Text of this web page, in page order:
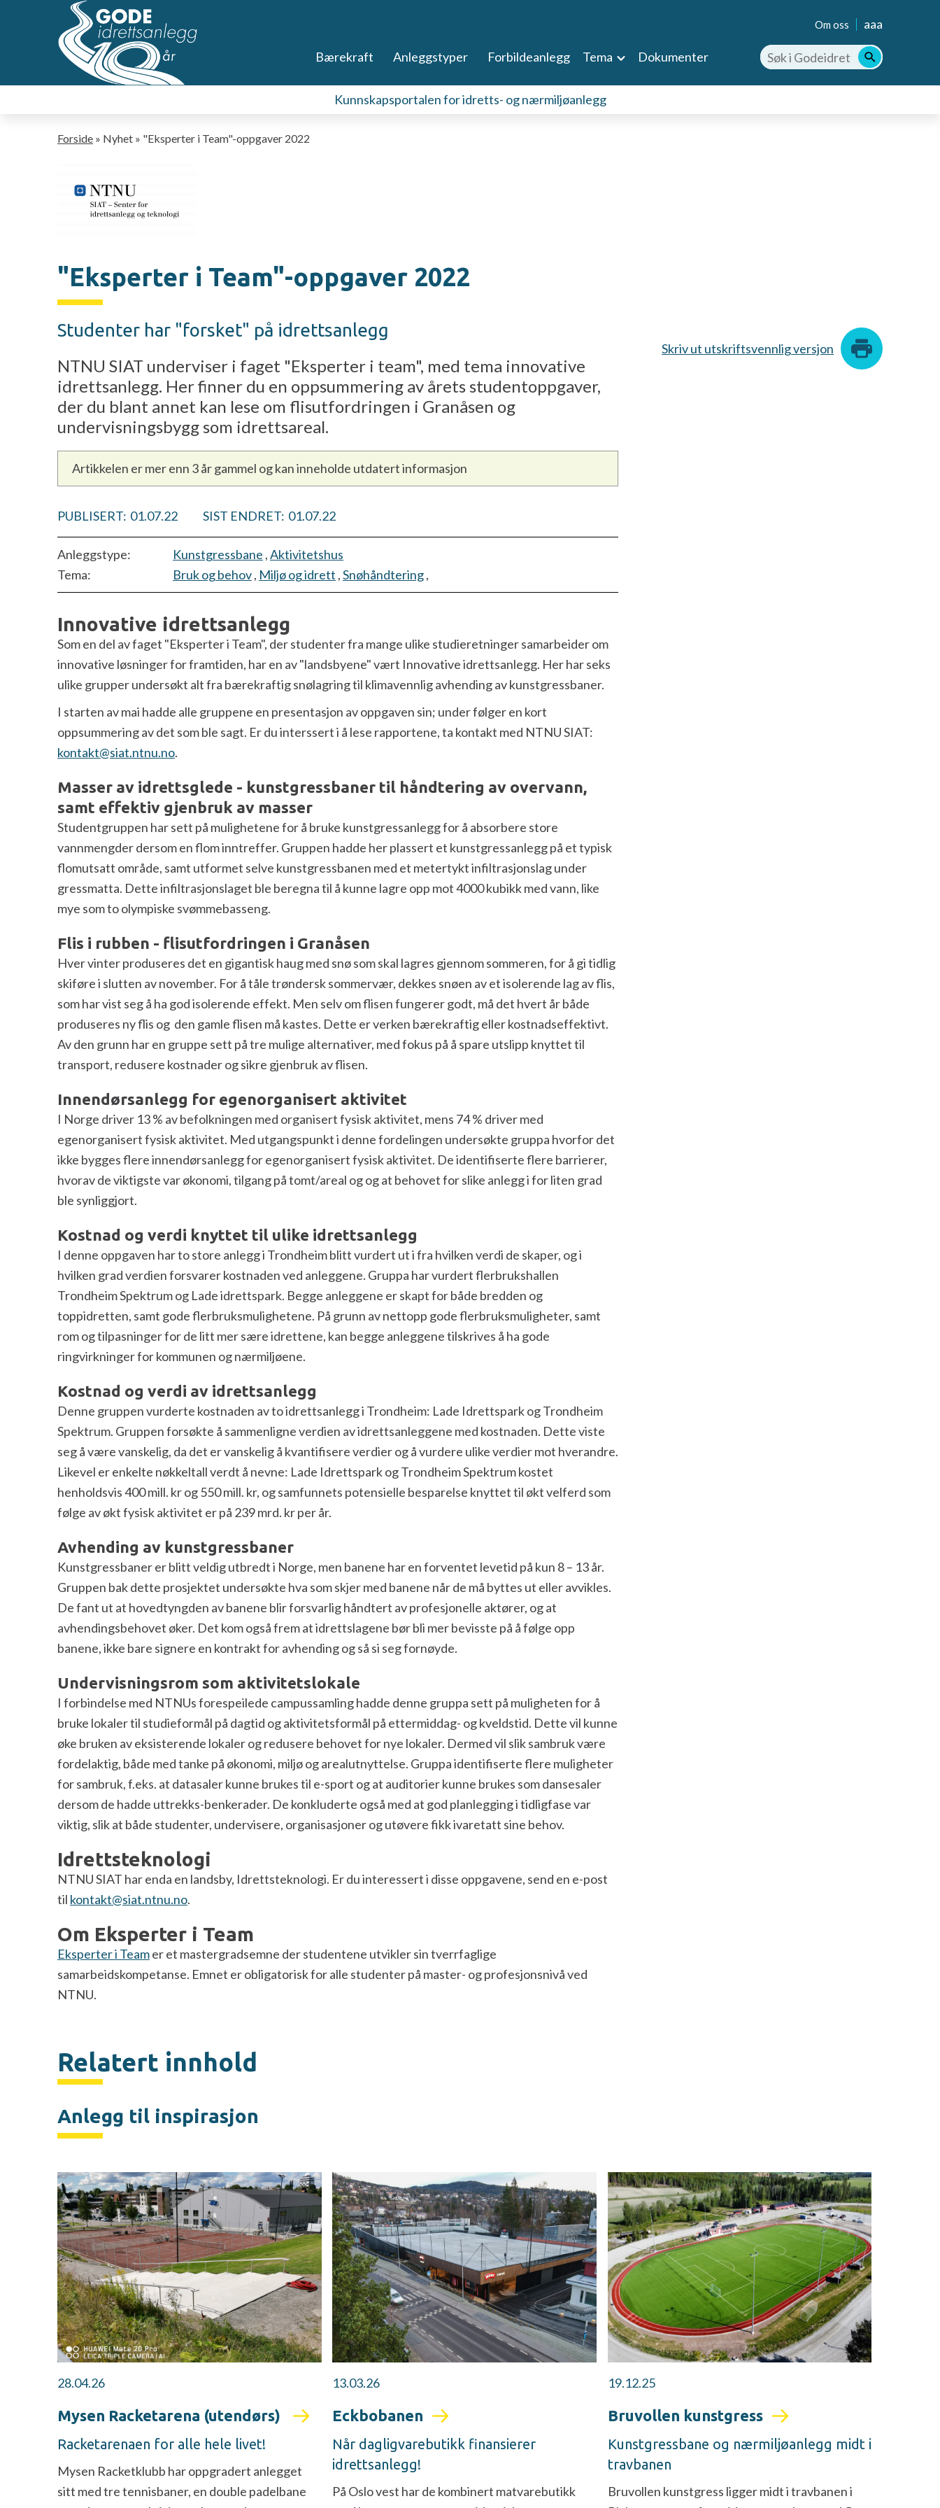
hovedsideinnhold
Om oss aaa
Bærekraft Anleggstyper Forbildeanlegg Tema Dokumenter
Kunnskapsportalen for idretts- og nærmiljøanlegg
Navigasjonssti
Forside Nyhet "Eksperter i Team"-oppgaver 2022
"Eksperter i Team"-oppgaver 2022
Studenter har "forsket" på idrettsanlegg
NTNU SIAT underviser i faget "Eksperter i team", med tema innovative
idrettsanlegg. Her finner du en oppsummering av årets studentoppgaver,
der du blant annet kan lese om flisutfordringen i Granåsen og
undervisningsbygg som idrettsareal.
Artikkelen er mer enn 3 år gammel og kan inneholde utdatert informasjon
PUBLISERT: 01.07.22 SIST ENDRET: 01.07.22
Anleggstype: Kunstgressbane ,Aktivitetshus
Tema:
Bruk og behov, Miljø og idrett ,Snøhåndtering,
Innovative idrettsanlegg
Som en del av faget "Eksperter i Team", der studenter fra mange ulike studieretninger samarbeider om
innovative løsninger for framtiden, har en av "landsbyene" vært Innovative idrettsanlegg. Her har seks
ulike grupper undersøkt alt fra bærekraftig snølagring til klimavennlig avhending av kunstgressbaner.
I starten av mai hadde alle gruppene en presentasjon av oppgaven sin; under følger en kort
oppsummering av det som ble sagt. Er du interssert i å lese rapportene, ta kontakt med NTNU SIAT:
kontakt@siat.ntnu.no.
Masser av idrettsglede - kunstgressbaner til håndtering av overvann,
samt effektiv gjenbruk av masser
Studentgruppen har sett på mulighetene for å bruke kunstgressanlegg for å absorbere store
vannmengder dersom en flom inntreffer. Gruppen hadde her plassert et kunstgressanlegg på et typisk
flomutsatt område, samt utformet selve kunstgressbanen med et metertykt infiltrasjonslag under
gressmatta. Dette infiltrasjonslaget ble beregna til å kunne lagre opp mot 4000 kubikk med vann, like
mye som to olympiske svømmebasseng.
Flis i rubben - flisutfordringen i Granåsen
Hver vinter produseres det en gigantisk haug med snø som skal lagres gjennom sommeren, for å gi tidlig
skiføre i slutten av november. For å tåle trøndersk sommervær, dekkes snøen av et isolerende lag av flis,
som har vist seg å ha god isolerende effekt. Men selv om flisen fungerer godt, må det hvert år både
produseres ny flis og den gamle flisen må kastes. Dette er verken bærekraftig eller kostnadseffektivt.
Av den grunn har en gruppe sett på tre mulige alternativer, med fokus på å spare utslipp knyttet til
transport, redusere kostnader og sikre gjenbruk av flisen.
Innendørsanlegg for egenorganisert aktivitet
I Norge driver 13 % av befolkningen med organisert fysisk aktivitet, mens 74 % driver med
egenorganisert fysisk aktivitet. Med utgangspunkt i denne fordelingen undersøkte gruppa hvorfor det
ikke bygges flere innendørsanlegg for egenorganisert fysisk aktivitet. De identifiserte flere barrierer,
hvorav de viktigste var økonomi, tilgang på tomt/areal og og at behovet for slike anlegg i for liten grad
ble synliggjort.
Kostnad og verdi knyttet til ulike idrettsanlegg
I denne oppgaven har to store anlegg i Trondheim blitt vurdert ut i fra hvilken verdi de skaper, og i
hvilken grad verdien forsvarer kostnaden ved anleggene. Gruppa har vurdert flerbrukshallen
Trondheim Spektrum og Lade idrettspark. Begge anleggene er skapt for både bredden og
toppidretten, samt gode flerbruksmulighetene. På grunn av nettopp gode flerbruksmuligheter, samt
rom og tilpasninger for de litt mer sære idrettene, kan begge anleggene tilskrives å ha gode
ringvirkninger for kommunen og nærmiljøene.
Kostnad og verdi av idrettsanlegg
Denne gruppen vurderte kostnaden av to idrettsanlegg i Trondheim: Lade Idrettspark og Trondheim
Spektrum. Gruppen forsøkte å sammenligne verdien av idrettsanleggene med kostnaden. Dette viste
seg å være vanskelig, da det er vanskelig å kvantifisere verdier og å vurdere ulike verdier mot hverandre.
Likevel er enkelte nøkkeltall verdt å nevne: Lade Idrettspark og Trondheim Spektrum kostet
henholdsvis 400 mill. kr og 550 mill. kr, og samfunnets potensielle besparelse knyttet til økt velferd som
følge av økt fysisk aktivitet er på 239 mrd. kr per år.
Avhending av kunstgressbaner
Kunstgressbaner er blitt veldig utbredt i Norge, men banene har en forventet levetid på kun 8 – 13 år.
Gruppen bak dette prosjektet undersøkte hva som skjer med banene når de må byttes ut eller avvikles.
De fant ut at hovedtyngden av banene blir forsvarlig håndtert av profesjonelle aktører, og at
avhendingsbehovet øker. Det kom også frem at idrettslagene bør bli mer bevisste på å følge opp
banene, ikke bare signere en kontrakt for avhending og så si seg fornøyde.
Undervisningsrom som aktivitetslokale
I forbindelse med NTNUs forespeilede campussamling hadde denne gruppa sett på muligheten for å
bruke lokaler til studieformål på dagtid og aktivitetsformål på ettermiddag- og kveldstid. Dette vil kunne
øke bruken av eksisterende lokaler og redusere behovet for nye lokaler. Dermed vil slik sambruk være
fordelaktig, både med tanke på økonomi, miljø og arealutnyttelse. Gruppa identifiserte flere muligheter
for sambruk, f.eks. at datasaler kunne brukes til e-sport og at auditorier kunne brukes som dansesaler
dersom de hadde uttrekks-benkerader. De konkluderte også med at god planlegging i tidligfase var
viktig, slik at både studenter, undervisere, organisasjoner og utøvere fikk ivaretatt sine behov.
Idrettsteknologi
NTNU SIAT har enda en landsby, Idrettsteknologi. Er du interessert i disse oppgavene, send en e-post
til kontakt@siat.ntnu.no.
Om Eksperter i Team
Eksperter i Teamer et mastergradsemne der studentene utvikler sin tverrfaglige
samarbeidskompetanse. Emnet er obligatorisk for alle studenter på master- og profesjonsnivå ved
NTNU.
Skriv ut utskriftsvennlig versjon
Relatert innhold
Anlegg til inspirasjon
28.04.26
Mysen Racketarena (utendørs)
Racketarenaen for alle hele livet!
Mysen Racketklubb har oppgradert anlegget
sitt med tre tennisbaner, en double padelbane
13.03.26
Eckbobanen
Når dagligvarebutikk finansierer
idrettsanlegg!
På Oslo vest har de kombinert matvarebutikk
19.12.25
Bruvollen kunstgress
Kunstgressbane og nærmiljøanlegg midt i
travbanen
Bruvollen kunstgress ligger midt i travbanen i